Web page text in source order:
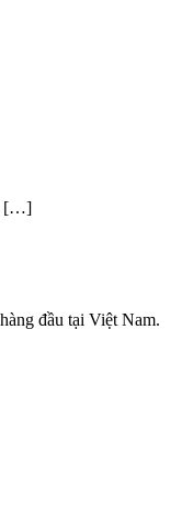
[…]
đầu tại Việt Nam.